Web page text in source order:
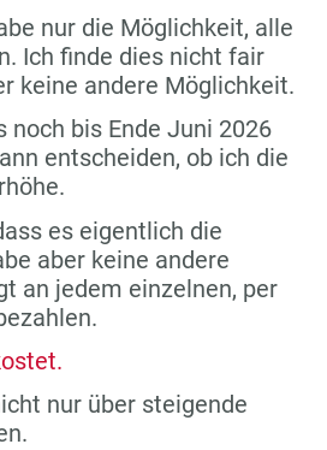
nur die Möglichkeit, alle
Ich finde dies nicht fair
keine andere Möglichkeit.
noch bis Ende Juni 2026
entscheiden, ob ich die
es eigentlich die
aber keine andere
an jedem einzelnen, per
nur über steigende